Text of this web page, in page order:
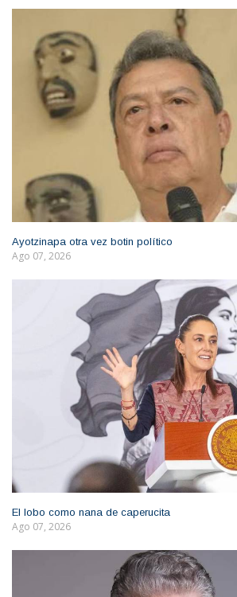
Ayotzinapa otra vez botin político
Ago 07, 2026
El lobo como nana de caperucita
Ago 07, 2026